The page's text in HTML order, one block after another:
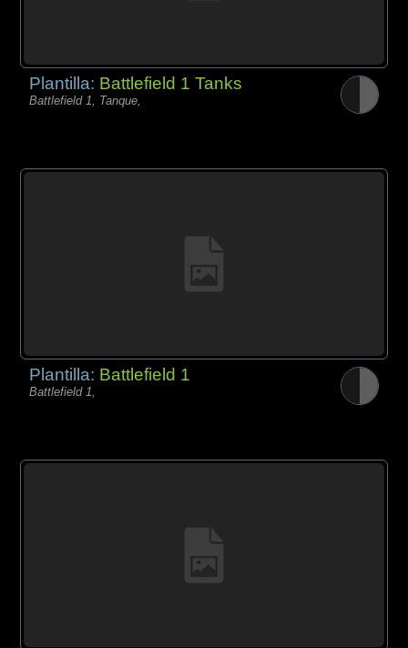
Plantilla: Battlefield 1 Tanks
Battlefield 1, Tanque,
Plantilla: Battlefield 1
Battlefield 1,